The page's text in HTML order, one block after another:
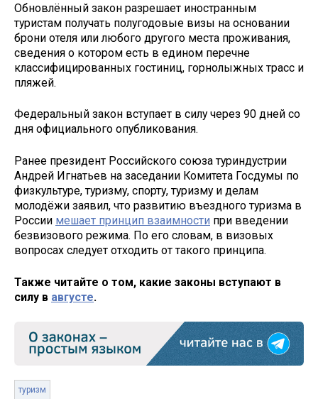
Обновлённый закон разрешает иностранным
туристам получать полугодовые визы на основании
брони отеля или любого другого места проживания,
сведения о котором есть в едином перечне
классифицированных гостиниц, горнолыжных трасс и
пляжей.
Федеральный закон вступает в силу через 90 дней со
дня официального опубликования.
Ранее президент Российского союза туриндустрии
Андрей Игнатьев на заседании Комитета Госдумы по
физкультуре, туризму, спорту, туризму и делам
молодёжи заявил, что развитию въездного туризма в
России мешает принцип взаимности при введении
безвизового режима. По его словам, в визовых
вопросах следует отходить от такого принципа.
Также читайте о том, какие законы вступают в
силу в августе.
туризм